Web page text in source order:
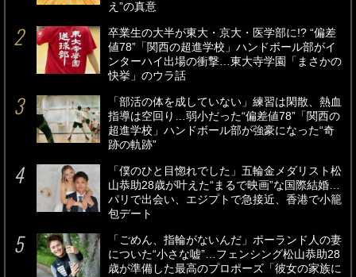
え”の真意
卒業生の大半が東大・京大・医学部に!? “偏差
値78”「関西の超進学校」ハンドボール部がイ
ンターハイ出場の衝撃…東大寺学園「まさかの
快挙」のウラ話
「部活の体を成していない」練習は閑散、熱血
指導は空回り…弱小だった“偏差値78”「関西の
超進学校」ハンドボール部が強豪になった“奇
跡の軌跡”
「僕のひと目惚れでした」五輪金メダリスト松
山恭助28歳が叶えた“まるで映画”な国際結婚…
パリで出会い、エジプトで急接近、香港で小籠
包デート
「ごめん、指輪がないんだ」ポーランド人の妻
についた“小さな嘘”…フェンシング松山恭助28
歳が準備した最高のプロポーズ「彼女の家族に